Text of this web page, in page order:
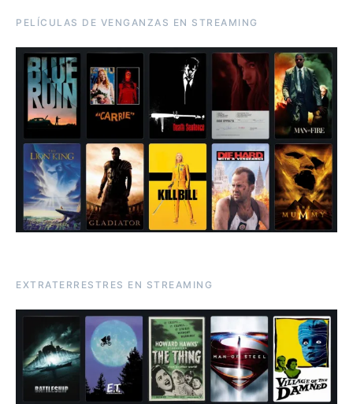
PELÍCULAS DE VENGANZAS EN STREAMING
EXTRATERRESTRES EN STREAMING